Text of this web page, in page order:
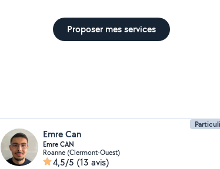
Proposer mes services
Emre Can
Emre CAN
Roanne (Clermont-Ouest)
4,5/5 (13 avis)